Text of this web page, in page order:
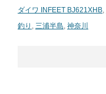
ダイワ INFEET BJ621XHB,
釣り , 三浦半島, 神奈川